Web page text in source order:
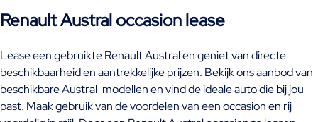
Renault Austral occasion lease
Lease een gebruikte Renault Austral en geniet van directe
beschikbaarheid en aantrekkelijke prijzen. Bekijk ons aanbod van
beschikbare Austral-modellen en vind de ideale auto die bij jou
past. Maak gebruik van de voordelen van een occasion en rij